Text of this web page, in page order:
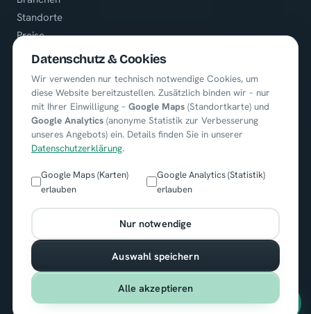
Standorte
Preise
Referenzen
KONTAKT
+49 (0) 8722 / 9664451
Ortenburgerring 13
84140 Gangkofen
© 2026 cobutlers Gebäudereinigung. Alle Rechte vorbehalten.
Impressum·Datenschutz·AGB·Cookie-Einstellungen
Datenschutz & Cookies
Wir verwenden nur technisch notwendige Cookies, um
diese Website bereitzustellen. Zusätzlich binden wir – nur
mit Ihrer Einwilligung – Google Maps (Standortkarte) und
Google Analytics (anonyme Statistik zur Verbesserung
unseres Angebots) ein. Details finden Sie in unserer
Datenschutzerklärung.
Google Maps (Karten)
erlauben
Google Analytics (Statistik)
erlauben
Nur notwendige
Auswahl speichern
Alle akzeptieren